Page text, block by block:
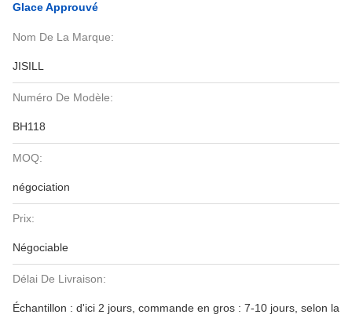
Glace Approuvé
Nom De La Marque:
JISILL
Numéro De Modèle:
BH118
MOQ:
négociation
Prix:
Négociable
Délai De Livraison:
Échantillon : d'ici 2 jours, commande en gros : 7-10 jours, selon la